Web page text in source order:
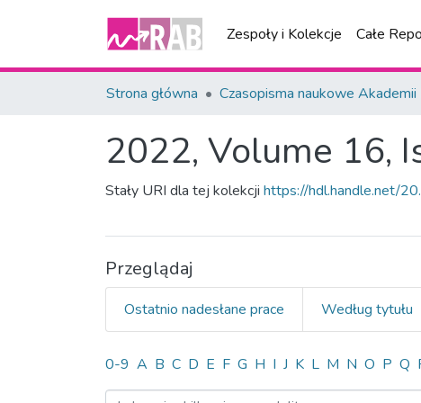
Zespoły i Kolekcje Całe
Strona główna Czasopisma naukowe Akademii
2022, Volume 16,
Stały URI dla tej kolekcji https://hdl.handle.net/
Przeglądaj
Ostatnio nadesłane prace Według tytułu
Przeglądanie 2022, Volume
0-9 A B C D E F G H I J K L M N O P Q